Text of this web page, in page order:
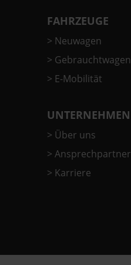
FAHRZEUGE
> Neuwagen
> Gebrauchtwagen
> E-Mobilität
UNTERNEHMEN
> Über uns
> Ansprechpartner
> Karriere